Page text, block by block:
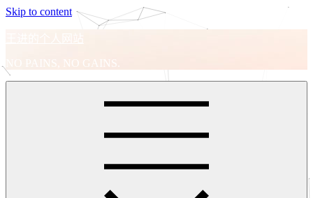
Skip to content
王进的个人网站
NO PAINS, NO GAINS.